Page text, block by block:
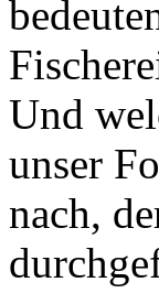
Und
unser
nach,